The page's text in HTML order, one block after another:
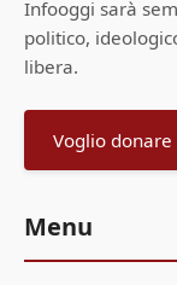
Infooggi sarà
politico,
libera.
Voglio donare
Menu